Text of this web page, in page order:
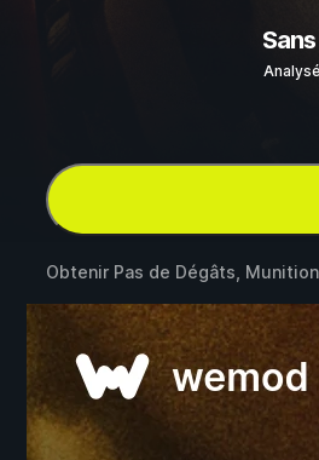
Obtenir Pas de Dégâts,